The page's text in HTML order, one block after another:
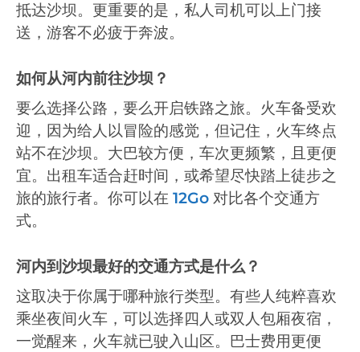
抵达沙坝。更重要的是，私人司机可以上门接
送，游客不必疲于奔波。
如何从河内前往沙坝？
要么选择公路，要么开启铁路之旅。火车备受欢
迎，因为给人以冒险的感觉，但记住，火车终点
站不在沙坝。大巴较方便，车次更频繁，且更便
宜。出租车适合赶时间，或希望尽快踏上徒步之
旅的旅行者。你可以在 12Go 对比各个交通方
式。
河内到沙坝最好的交通方式是什么？
这取决于你属于哪种旅行类型。有些人纯粹喜欢
乘坐夜间火车，可以选择四人或双人包厢夜宿，
一觉醒来，火车就已驶入山区。巴士费用更便